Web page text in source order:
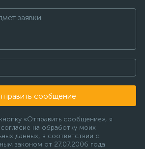
сообщение
«Отправить сообщение», я
на обработку моих
данных, в соответствии с
законом от 27.07.2006 года